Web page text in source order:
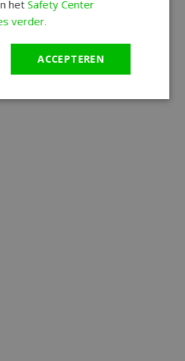
hetSafety Center
verder.
ACCEPTEREN